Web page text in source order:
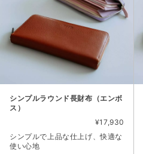
シンプルラウンド長財布（エンボ
ス）
¥17,930
シンプルで上品な仕上げ、快適な
使い心地